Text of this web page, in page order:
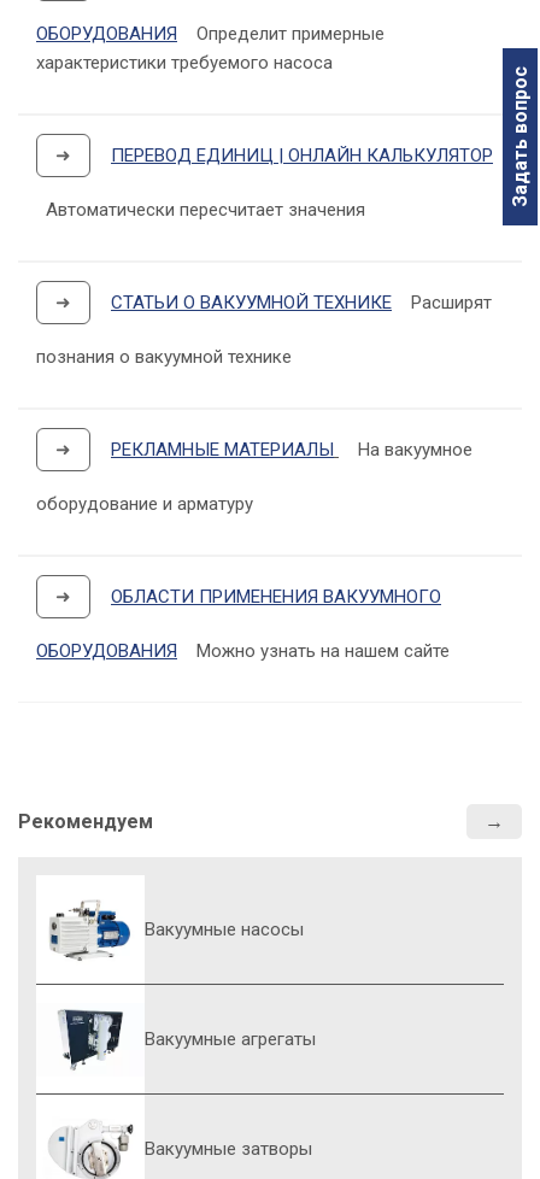
Задать вопрос
ОБОРУДОВАНИЯ Определит примерные
характеристики требуемого насоса
➜ ПЕРЕВОД ЕДИНИЦ | ОНЛАЙН КАЛЬКУЛЯТОР
Автоматически пересчитает значения
➜ СТАТЬИ О ВАКУУМНОЙ ТЕХНИКЕ Расширят
познания о вакуумной технике
➜ РЕКЛАМНЫЕ МАТЕРИАЛЫ На вакуумное
оборудование и арматуру
➜ ОБЛАСТИ ПРИМЕНЕНИЯ ВАКУУМНОГО
ОБОРУДОВАНИЯ Можно узнать на нашем сайте
Рекомендуем
Вакуумные насосы
Вакуумные агрегаты
Вакуумные затворы